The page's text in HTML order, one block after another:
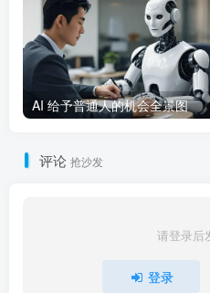
AI 给予普通人的机会全景图
评论 抢沙发
请登录后
登录